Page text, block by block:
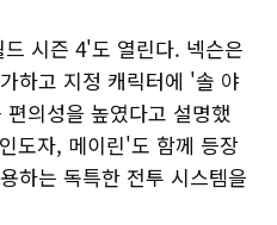
시즌 4'도 열린다. 넥슨은
하고 지정 캐릭터에 '솔 야
의성을 높였다고 설명했
도자, 메이린'도 함께 등장
하는 독특한 전투 시스템을